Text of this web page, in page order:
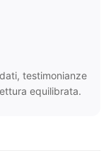
testimonianze
equilibrata.